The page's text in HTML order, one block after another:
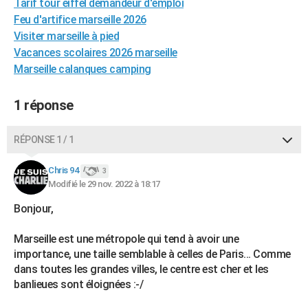
CARTE DE VOEUX
Carte de Noël
Carte Bonne année
Carte Saint-Valentin
Carte Pâques
Carte d'anniversaire
DICTIONNAIRE
Dictionnaire
Biographies
Citations
Expressions
Proverbes
PROGRAMME TV
COPAINS D'AVANT
FORUM
Bricolage
Lifestyle
Culture
Sport
Auto
Television
Voyage
Cinema
Tarif tour eiffel demandeur d'emploi
Feu d'artifice marseille 2026
Visiter marseille à pied
Vacances scolaires 2026 marseille
Marseille calanques camping
1 réponse
RÉPONSE 1 / 1
Chris 94 3
Modifié le 29 nov. 2022 à 18:17
Bonjour,
Marseille est une métropole qui tend à avoir une
importance, une taille semblable à celles de Paris... Comme
dans toutes les grandes villes, le centre est cher et les
banlieues sont éloignées :-/